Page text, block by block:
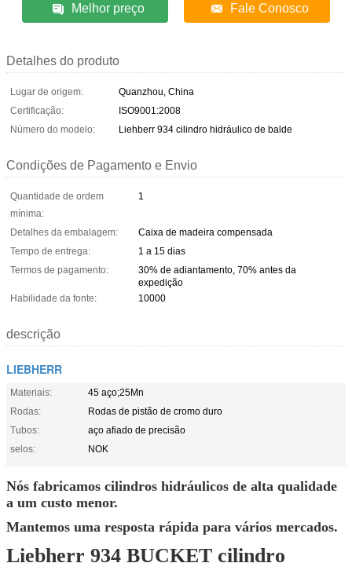
Melhor preço Fale Conosco
Detalhes do produto
Lugar de origem:
Quanzhou, China
Certificação:
ISO9001:2008
Número do modelo:
Liehberr 934 cilindro hidráulico de balde
Condições de Pagamento e Envio
Quantidade de ordem
mínima:
1
Detalhes da embalagem:
Caixa de madeira compensada
Tempo de entrega:
1 a 15 dias
Termos de pagamento:
30% de adiantamento, 70% antes da
expedição
Habilidade da fonte:
10000
descrição
LIEBHERR
Materiais:
45 aço;25Mn
Rodas:
Rodas de pistão de cromo duro
Tubos:
aço afiado de precisão
selos:
NOK
Nós fabricamos cilindros hidráulicos de alta qualidade
a um custo menor.
Mantemos uma resposta rápida para vários mercados.
Liebherr 934 BUCKET cilindro